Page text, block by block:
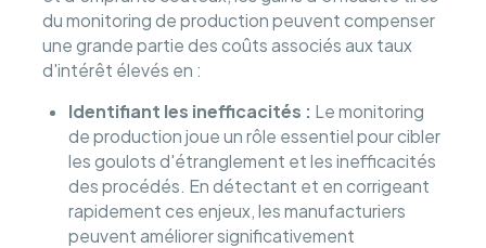
du monitoring de production peuvent compenser
une grande partie des coûts associés aux taux
d'intérêt élevés en :
Identifiant les inefficacités : Le monitoring
de production joue un rôle essentiel pour cibler
les goulots d'étranglement et les inefficacités
des procédés. En détectant et en corrigeant
rapidement ces enjeux, les manufacturiers
peuvent améliorer significativement